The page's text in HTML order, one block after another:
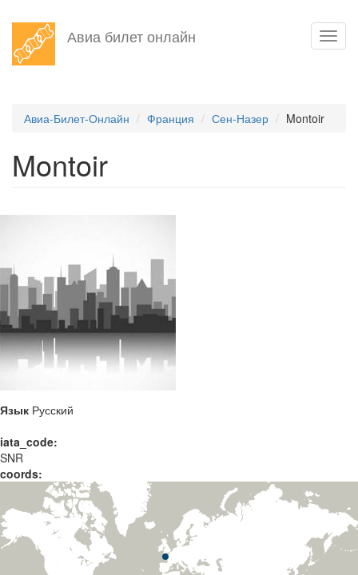
Перейти
основному
Авиа билет онлайн
Авиа-Билет-Онлайн Франция Сен-Назер Montoir
Montoir
Язык Русский
iata_code:
SNR
coords: